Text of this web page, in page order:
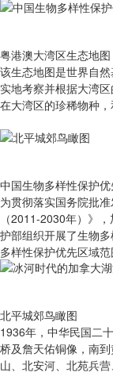
粤港澳大湾区生态地图
该生态地图是世界自
实地考察并根据大湾
在大湾区的珍稀物种，
中国生物多样性保护
为贯彻落实国务院批
（2011-2030年）》
护部组织开展了生物
多样性保护优先区域范
北平城郊鸟瞰图
1936年，中华民国二
桥及詹天佑铜像，南
山、北安河、北苑兵营